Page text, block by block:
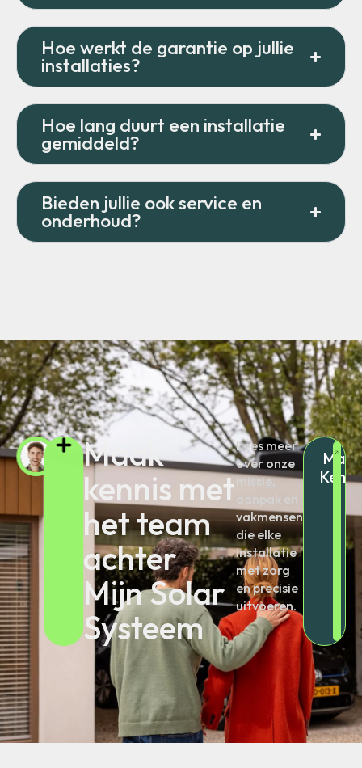
Hoe werkt de garantie op jullie
installaties?
Hoe lang duurt een installatie
gemiddeld?
Bieden jullie ook service en
onderhoud?
Maak
kennis met
het team
achter
Mijn Solar
Systeem
Lees meer
over onze
missie,
aanpak en
vakmensen
die elke
installatie
met zorg
en precisie
uitvoeren.
Maak